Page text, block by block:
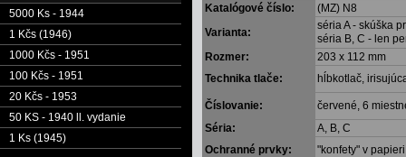
5000 Ks - 1944
1 Kčs (1946)
1000 Kčs - 1951
100 Kčs - 1951
20 Kčs - 1953
50 KS - 1940 ll. vydanie
1 Ks (1945)
Katalógové číslo:
(MZ) N8
Varianta:
séria A - skúška
séria B, C - len
Rozmer:
203 x 112 mm
Technika tlače:
hĺbkotlač,
Číslovanie:
červené, 6
Séria:
A, B, C
Ochranné prvky:
"konfety" v papieri